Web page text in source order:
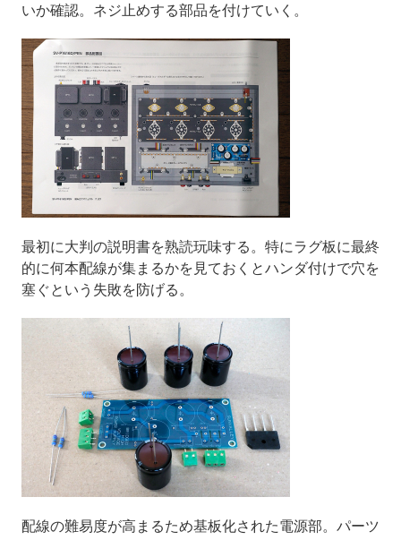
いか確認。ネジ止めする部品を付けていく。
最初に大判の説明書を熟読玩味する。特にラグ板に最終
的に何本配線が集まるかを見ておくとハンダ付けで穴を
塞ぐという失敗を防げる。
配線の難易度が高まるため基板化された電源部。パーツ